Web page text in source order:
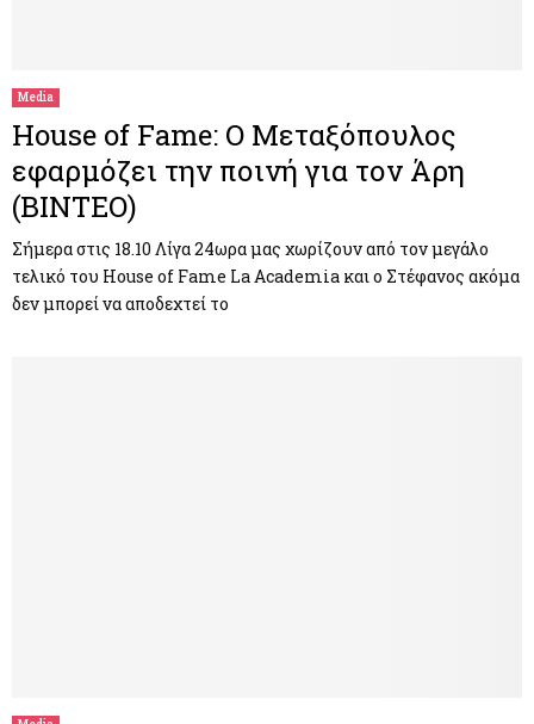
Media
House of Fame: Ο Μεταξόπουλος
εφαρμόζει την ποινή για τον Άρη
(ΒΙΝΤΕΟ)
Σήμερα στις 18.10 Λίγα 24ωρα μας χωρίζουν από τον μεγάλο
τελικό του House of Fame La Academia και ο Στέφανος ακόμα
δεν μπορεί να αποδεχτεί το